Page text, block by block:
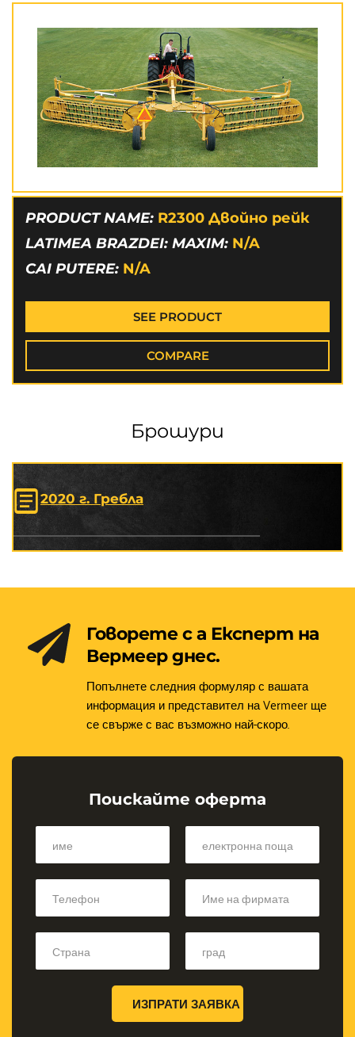
PRODUCT NAME: R2300 Двойно рейк
LATIMEA BRAZDEI: MAXIM: N/A
CAI PUTERE: N/A
SEE PRODUCT
COMPARE
Брошури
2020 г. Гребла
Говорете с а Експерт на
Вермеер днес.
Попълнете следния формуляр с вашата
информация и представител на Vermeer ще
се свърже с вас възможно най-скоро.
Поискайте оферта
ИЗПРАТИ ЗАЯВКА